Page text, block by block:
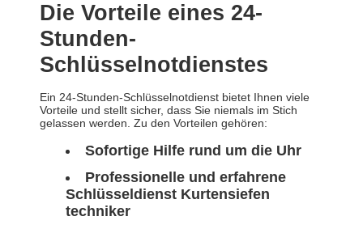
Die Vorteile eines 24-
Stunden-
Schlüsselnotdienstes
Ein 24-Stunden-Schlüsselnotdienst bietet Ihnen viele
Vorteile und stellt sicher, dass Sie niemals im Stich
gelassen werden. Zu den Vorteilen gehören:
Sofortige Hilfe rund um die Uhr
Professionelle und erfahrene
Schlüsseldienst Kurtensiefen
techniker